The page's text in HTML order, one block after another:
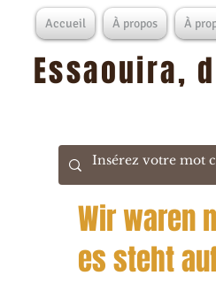
Accueil À propos À
Essaouira,
Wir waren
es steht